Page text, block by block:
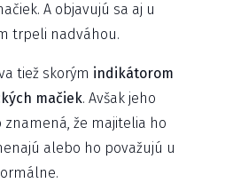
A objavujú sa aj u
trpeli nadváhou.
tiež skorým indikátorom
mačiek. Avšak jeho
že majitelia ho
alebo ho považujú u